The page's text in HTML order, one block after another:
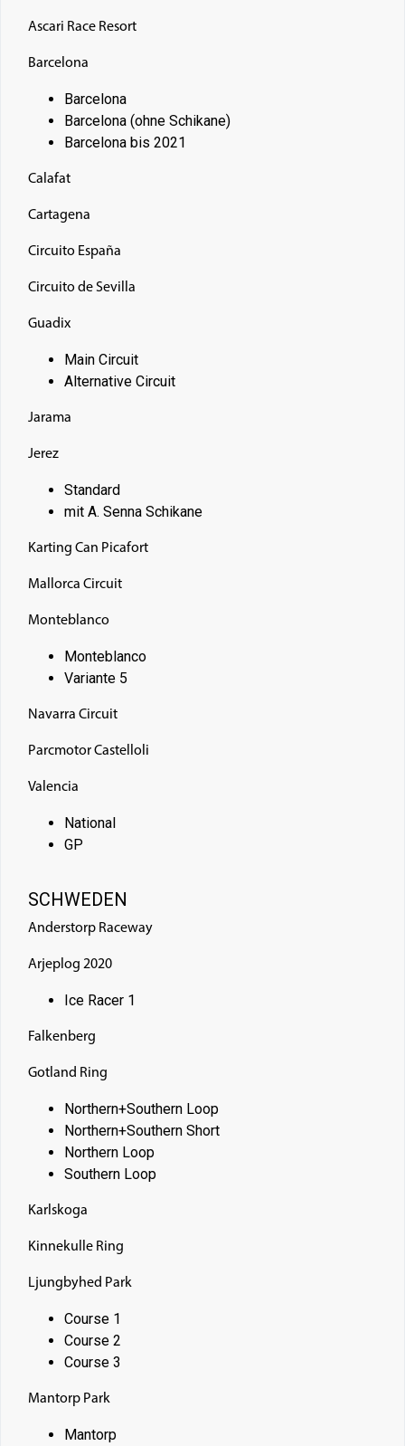
Ascari Race Resort
Barcelona
Barcelona
Barcelona (ohne Schikane)
Barcelona bis 2021
Calafat
Cartagena
Circuito España
Circuito de Sevilla
Guadix
Main Circuit
Alternative Circuit
Jarama
Jerez
Standard
mit A. Senna Schikane
Karting Can Picafort
Mallorca Circuit
Monteblanco
Monteblanco
Variante 5
Navarra Circuit
Parcmotor Castelloli
Valencia
National
GP
SCHWEDEN
Anderstorp Raceway
Arjeplog 2020
Ice Racer 1
Falkenberg
Gotland Ring
Northern+Southern Loop
Northern+Southern Short
Northern Loop
Southern Loop
Karlskoga
Kinnekulle Ring
Ljungbyhed Park
Course 1
Course 2
Course 3
Mantorp Park
Mantorp